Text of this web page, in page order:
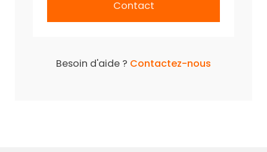
Contact
Besoin d'aide ? Contactez-nous